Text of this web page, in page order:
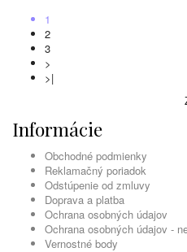
1
2
3
>
>|
Informácie
Obchodné podmienky
Reklamačný poriadok
Odstúpenie od zmluvy
Doprava a platba
Ochrana osobných údajov
Ochrana osobných údajov -
Vernostné body